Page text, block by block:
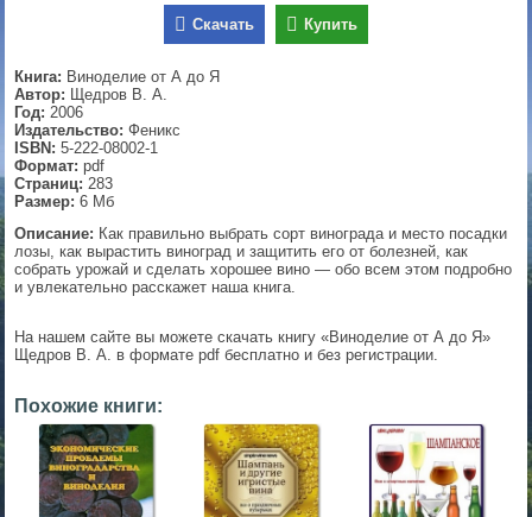
Скачать Купить
Книга: Виноделие от А до Я
Автор: Щедров В. А.
Год: 2006
Издательство: Феникс
ISBN: 5-222-08002-1
Формат: pdf
Страниц: 283
Размер: 6 Мб
Описание: Как правильно выбрать сорт винограда и место посадки
лозы, как вырастить виноград и защитить его от болезней, как
собрать урожай и сделать хорошее вино — обо всем этом подробно
и увлекательно расскажет наша книга.
На нашем сайте вы можете скачать книгу «Виноделие от А до Я»
Щедров В. А. в формате pdf бесплатно и без регистрации.
Похожие книги:
▼
▼
▼
▼